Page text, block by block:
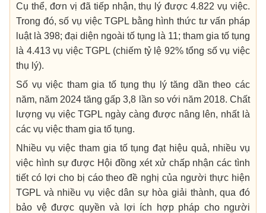
Cụ thể, đơn vị đã tiếp nhận, thụ lý được 4.822 vụ việc.
Trong đó, số vụ việc TGPL bằng hình thức tư vấn pháp
luật là 398; đại diện ngoài tố tụng là 11; tham gia tố tụng
là 4.413 vụ việc TGPL (chiếm tỷ lệ 92% tổng số vụ việc
thụ lý).
Số vụ việc tham gia tố tụng thụ lý tăng dần theo các
năm, năm 2024 tăng gấp 3,8 lần so với năm 2018. Chất
lượng vụ việc TGPL ngày càng được nâng lên, nhất là
các vụ việc tham gia tố tụng.
Nhiều vụ việc tham gia tố tụng đạt hiệu quả, nhiều vụ
việc hình sự được Hội đồng xét xử chấp nhận các tình
tiết có lợi cho bị cáo theo đề nghị của người thực hiện
TGPL và nhiều vụ việc dân sự hòa giải thành, qua đó
bảo vệ được quyền và lợi ích hợp pháp cho người